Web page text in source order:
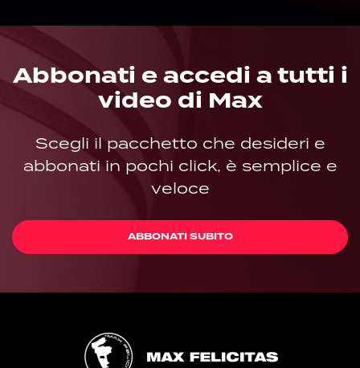
Abbonati e accedi a tutti i
video di Max
Scegli il pacchetto che desideri e
abbonati in pochi click, è semplice e
veloce
ABBONATI SUBITO